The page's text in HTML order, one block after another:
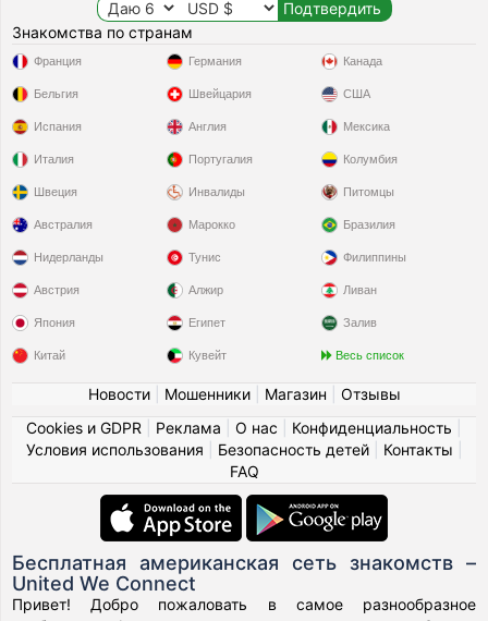
Знакомства по странам
Франция
Бельгия
Испания
Италия
Швеция
Германия
Швейцария
Англия
Португалия
Инвалиды
Канада
США
Мексика
Колумбия
Питомцы
Австралия
Нидерланды
Австрия
Япония
Китай
Марокко
Тунис
Алжир
Египет
Кувейт
Бразилия
Филиппины
Ливан
Залив
Весь список
Новости| Мошенники| Магазин
Отзывы
Cookies и GDPR
Реклама О нас Конфиденциальность
Условия использования
Безопасность детей| Контакты
FAQ
Бесплатная американская сеть знакомств –
United We Connect
Привет! Добро пожаловать в самое разнообразное